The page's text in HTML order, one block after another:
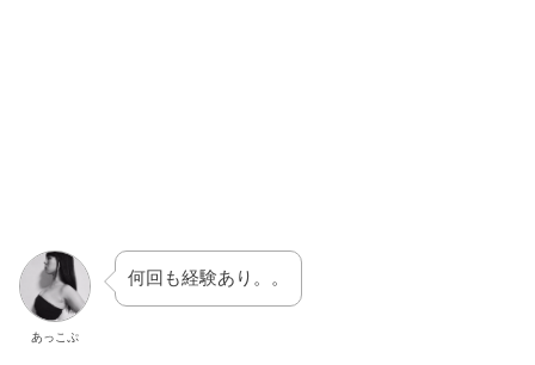
あっこぷ
何回も経験あり。。